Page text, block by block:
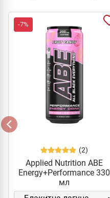
-7%
(2)
Applied Nutrition ABE
Energy+Performance 330
мл